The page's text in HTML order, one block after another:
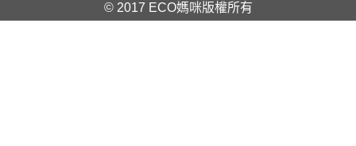
© 2017 ECO媽咪版權所有